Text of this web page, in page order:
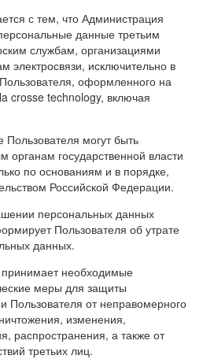
с тем, что Администрация
данные третьим
службам, организациями
электросвязи, исключительно в
оформленного на
crosse technology, включая
могут быть
государственной власти
по основаниям и в порядке,
Российской Федерации.
персональных данных
Пользователя об утрате
данных.
необходимые
меры для защиты
Пользователя от неправомерного
изменения,
распространения, а также от
третьих лиц.